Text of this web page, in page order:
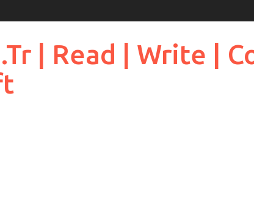
| Read | Write |